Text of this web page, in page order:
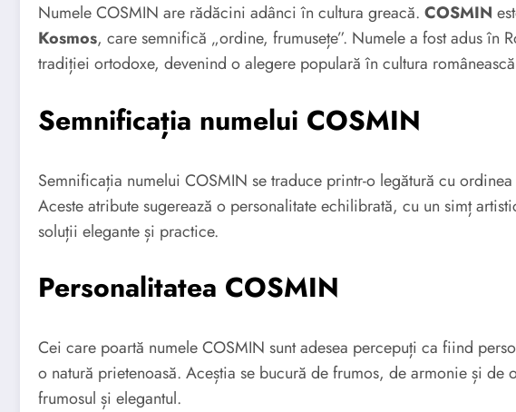
Numele COSMIN are rădăcini adânci în cultura greacă. COSMIN
Kosmos, care semnifică „ordine, frumusețe”. Numele a fost adus în
tradiției ortodoxe, devenind o alegere populară în cultura
Semnificația numelui COSMIN
Semnificația numelui COSMIN se traduce printr-o legătură cu
Aceste atribute sugerează o personalitate echilibrată, cu un simț
soluții elegante și practice.
Personalitatea COSMIN
Cei care poartă numele COSMIN sunt adesea percepuți ca fiind
o natură prietenoasă. Aceștia se bucură de frumos, de armonie și
frumosul și elegantul.